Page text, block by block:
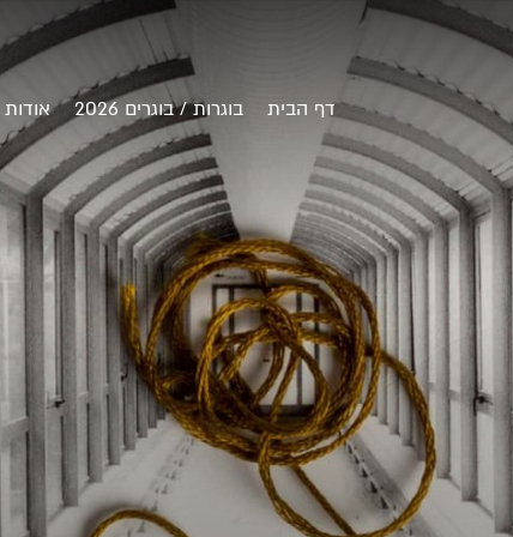
דף הבית בוגרות / בוגרים 2026 אודות